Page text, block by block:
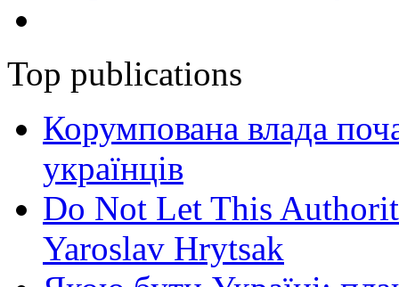
Top publications
Корумпована влада
українців
Do Not Let This
Yaroslav Hrytsak